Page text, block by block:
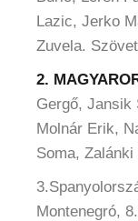
Lazic, Jerko
Zuvela.
2.
Gergő, Jansik
Molnár Erik,
Soma, Zalánki
Montenegró,